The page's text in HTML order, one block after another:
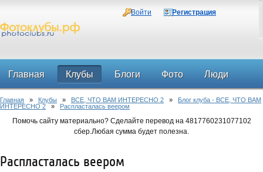
Войти Регистрация
Главная Клубы Блоги Фото Люди
Форум
Главная » Клубы » ВСЕ, ЧТО ВАМ ИНТЕРЕСНО 2 » Блог клуба - ВСЕ, ЧТО ВАМ
ИНТЕРЕСНО 2 » Распласталась веером
Помочь сайту материально? Сделайте перевод на 4817760231077102
сбер.Любая сумма будет полезна.
Распласталась веером